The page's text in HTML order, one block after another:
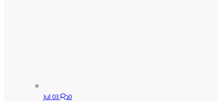
Jul 03 0